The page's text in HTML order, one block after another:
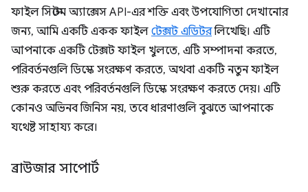
ফাইল সিস্টেম অ্যাক্সেস API-এর শক্তি এবং উপযোগিতা দেখানোর
জন্য, আমি একটি একক ফাইল টেক্সট এডিটরলিখেছি। এটি
আপনাকে একটি টেক্সট ফাইল খুলতে, এটি সম্পাদনা করতে,
পরিবর্তনগুলি ডিস্কে সংরক্ষণ করতে, অথবা একটি নতুন ফাইল
শুরু করতে এবং পরিবর্তনগুলি ডিস্কে সংরক্ষণ করতে দেয়। এটি
কোনও অভিনব জিনিস নয়, তবে ধারণাগুলি বুঝতে আপনাকে
যথেষ্ট সাহায্য করে।
ব্রাউজার সাপোর্ট